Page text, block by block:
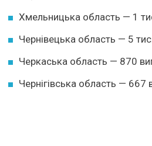
Хмельницька область — 1
Чернівецька область — 5
Черкаська область — 870
Чернігівська область — 667